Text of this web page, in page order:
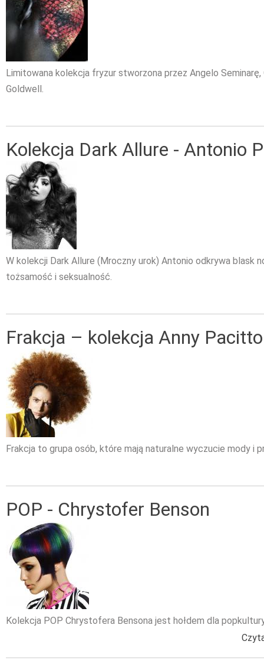
Limitowana kolekcja fryzur stworzona przez Angelo Seminarę,
Goldwell.
Kolekcja Dark Allure - Antonio
W kolekcji Dark Allure (Mroczny urok) Antonio odkrywa blask
tożsamość i seksualność.
Frakcja – kolekcja Anny Pacitto
Frakcja to grupa osób, które mają naturalne wyczucie mody i
POP - Chrystofer Benson
Kolekcja POP Chrystofera Bensona jest hołdem dla